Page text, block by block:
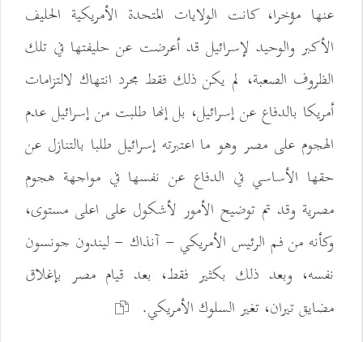
عنها مؤخرا، كانت الولايات المتحدة الأمريكية الحليف
الأكبر والوحيد لإسرائيل قد أعرضت عن حليفتها في تلك
الظروف الصعبة، لم يكن ذلك فقط مجرد انتهاك لالتزامات
أمريكا بالدفاع عن إسرائيل، بل إنها طلبت من إسرائيل عدم
الهجوم على مصر وهو ما اعتبرته إسرائيل طلبا بالتنازل عن
حقها الأساسي في الدفاع عن نفسها في مواجهة هجوم
مصرية وقد تم توضيح الأمور لأشكول على اعلى مستوى،
وكأنه من فم الرئيس الأمريکي - آنذاك - ليندون جونسون
نفسه، وبعد ذلك بكثير فقط، بعد قيام مصر بإغلاق
مضايق تيران، تغير السلوك الأمريكي.